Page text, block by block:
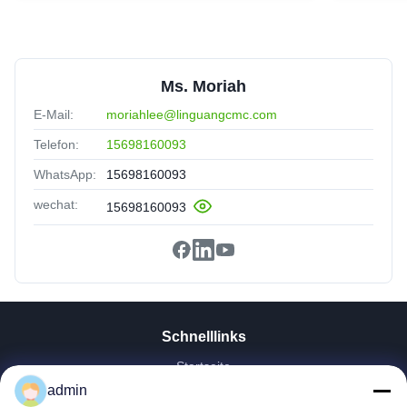
Ms. Moriah
E-Mail: moriahlee@linguangcmc.com
Telefon: 15698160093
WhatsApp: 15698160093
wechat: 15698160093
Schnelllinks
Startseite
admin